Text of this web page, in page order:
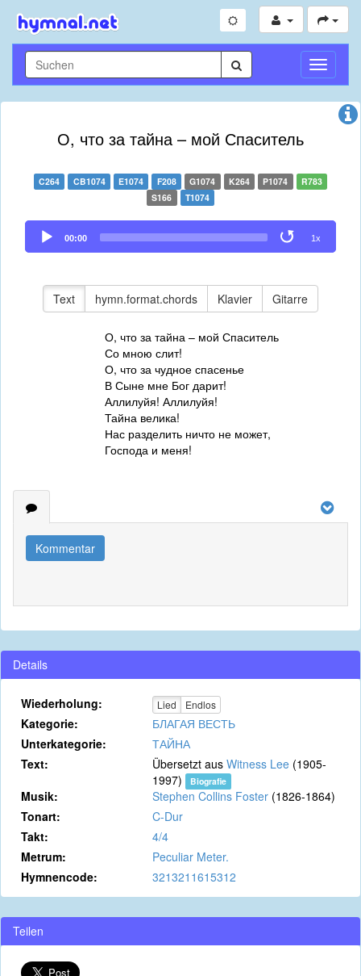
О, что за тайна – мой Спаситель
C264 CB1074 E1074 F208 G1074 K264 P1074
R783
S166
T1074
Audio
Player
00:00 1x
Text hymn.format.chords Klavier Gitarre
О, что за тайна – мой Спаситель
Со мною слит!
О, что за чудное спасенье
В Сыне мне Бог дарит!
Аллилуйя! Аллилуйя!
Тайна велика!
Нас разделить ничто не может,
Господа и меня!
Kommentar
Details
Wiederholung: Lied Endlos
Kategorie:
БЛАГАЯ ВЕСТЬ
Unterkategorie:
ТАЙНА
Text:
Übersetzt aus Witness Lee (1905-
1997)
Biografie
Musik: Stephen Collins Foster (1826-1864)
Tonart:
C-Dur
Takt:
4/4
Metrum:
Peculiar Meter.
Hymnencode:
3213211615312
Teilen